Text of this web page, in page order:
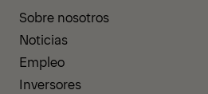
Sobre nosotros
Noticias
Empleo
Inversores